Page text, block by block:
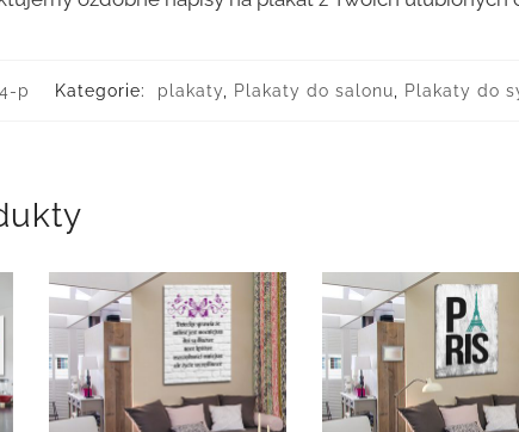
p Kategorie: plakaty Plakaty do salonu Plakaty do